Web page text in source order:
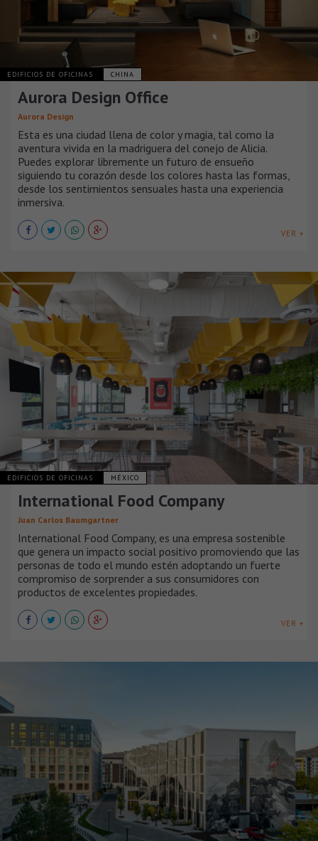
EDIFICIOS DE OFICINAS CHINA
Aurora Design Office
Aurora Design
Esta es una ciudad llena de color y magia, tal como la
aventura vivida en la madriguera del conejo de Alicia.
Puedes explorar libremente un futuro de ensueño
siguiendo tu corazón desde los colores hasta las formas,
desde los sentimientos sensuales hasta una experiencia
inmersiva.
VER +
EDIFICIOS DE OFICINAS MÉXICO
International Food Company
Juan Carlos Baumgartner
International Food Company, es una empresa sostenible
que genera un impacto social positivo promoviendo que las
personas de todo el mundo estén adoptando un fuerte
compromiso de sorprender a sus consumidores con
productos de excelentes propiedades.
VER +